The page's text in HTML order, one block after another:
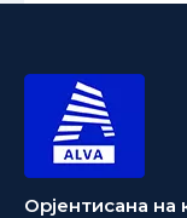
Орјентисана на